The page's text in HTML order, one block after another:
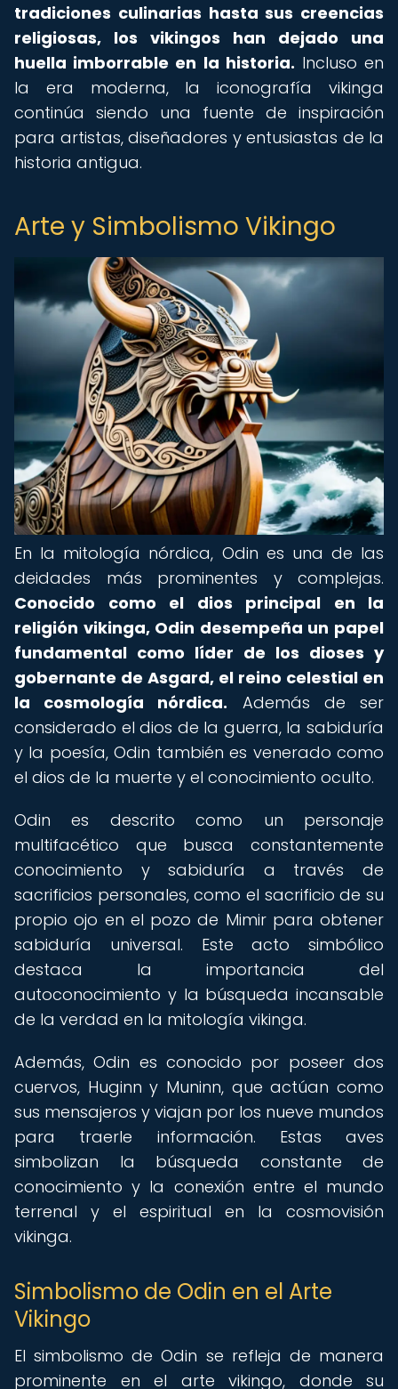
tradiciones culinarias hasta sus creencias
religiosas, los vikingos han dejado una
huella imborrable en la historia. Incluso en
la era moderna, la iconografía vikinga
continúa siendo una fuente de inspiración
para artistas, diseñadores y entusiastas de la
historia antigua.
Arte y Simbolismo Vikingo
En la mitología nórdica, Odin es una de las
deidades más prominentes y complejas.
Conocido como el dios principal en la
religión vikinga, Odin desempeña un papel
fundamental como líder de los dioses y
gobernante de Asgard, el reino celestial en
la cosmología nórdica. Además de ser
considerado el dios de la guerra, la sabiduría
y la poesía, Odin también es venerado como
el dios de la muerte y el conocimiento oculto.
Odin es descrito como un personaje
multifacético que busca constantemente
conocimiento y sabiduría a través de
sacrificios personales, como el sacrificio de su
propio ojo en el pozo de Mimir para obtener
sabiduría universal. Este acto simbólico
destaca la importancia del
autoconocimiento y la búsqueda incansable
de la verdad en la mitología vikinga.
Además, Odin es conocido por poseer dos
cuervos, Huginn y Muninn, que actúan como
sus mensajeros y viajan por los nueve mundos
para traerle información. Estas aves
simbolizan la búsqueda constante de
conocimiento y la conexión entre el mundo
terrenal y el espiritual en la cosmovisión
vikinga.
Simbolismo de Odin en el Arte
Vikingo
El simbolismo de Odin se refleja de manera
prominente en el arte vikingo, donde su